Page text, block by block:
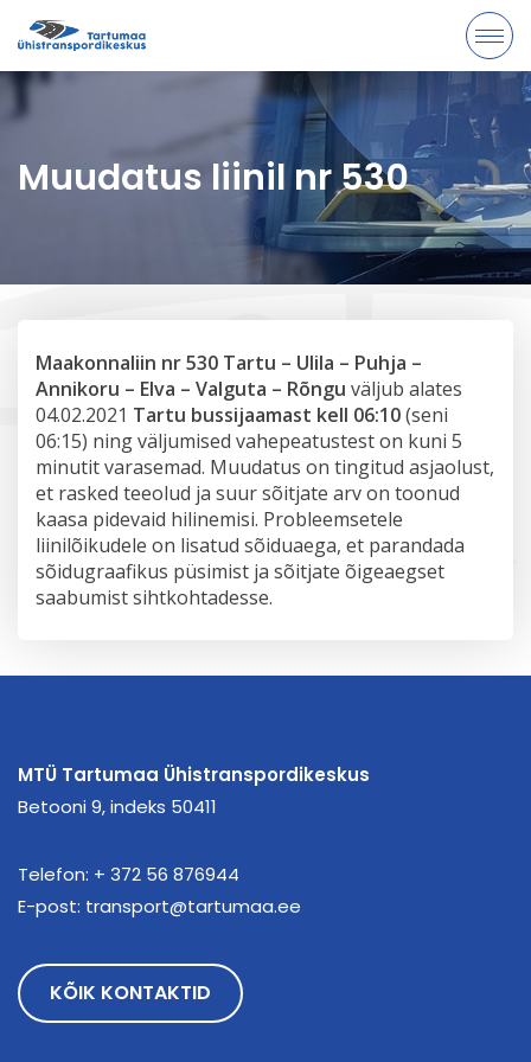
Muudatus liinil nr 530
Maakonnaliin nr 530 Tartu – Ulila – Puhja –
Annikoru – Elva – Valguta – Rõngu väljub alates
04.02.2021 Tartu bussijaamast kell 06:10(seni
06:15) ning väljumised vahepeatustest on kuni 5
minutit varasemad. Muudatus on tingitud asjaolust,
et rasked teeolud ja suur sõitjate arv on toonud
kaasa pidevaid hilinemisi. Probleemsetele
liinilõikudele on lisatud sõiduaega, et parandada
sõidugraafikus püsimist ja sõitjate õigeaegset
saabumist sihtkohtadesse.
MTÜ Tartumaa Ühistranspordikeskus
Betooni 9, indeks 50411
Telefon: + 372 56 876944
E-post: transport@tartumaa.ee
KÕIK KONTAKTID